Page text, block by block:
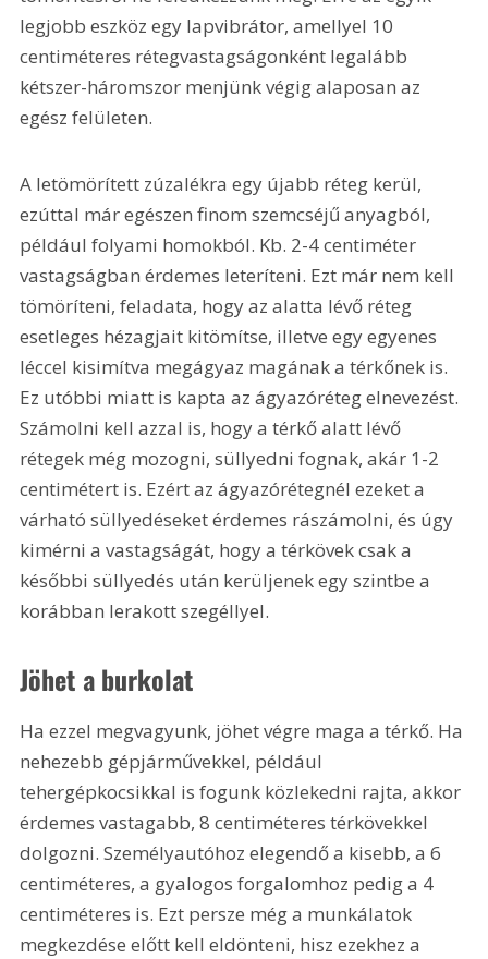
legjobb eszköz egy lapvibrátor, amellyel 10
centiméteres rétegvastagságonként legalább
kétszer-háromszor menjünk végig alaposan az
egész felületen.
A letömörített zúzalékra egy újabb réteg kerül,
ezúttal már egészen finom szemcséjű anyagból,
például folyami homokból. Kb. 2-4 centiméter
vastagságban érdemes leteríteni. Ezt már nem kell
tömöríteni, feladata, hogy az alatta lévő réteg
esetleges hézagjait kitömítse, illetve egy egyenes
léccel kisimítva megágyaz magának a térkőnek is.
Ez utóbbi miatt is kapta az ágyazóréteg elnevezést.
Számolni kell azzal is, hogy a térkő alatt lévő
rétegek még mozogni, süllyedni fognak, akár 1-2
centimétert is. Ezért az ágyazórétegnél ezeket a
várható süllyedéseket érdemes rászámolni, és úgy
kimérni a vastagságát, hogy a térkövek csak a
későbbi süllyedés után kerüljenek egy szintbe a
korábban lerakott szegéllyel.
Jöhet a burkolat
Ha ezzel megvagyunk, jöhet végre maga a térkő. Ha
nehezebb gépjárművekkel, például
tehergépkocsikkal is fogunk közlekedni rajta, akkor
érdemes vastagabb, 8 centiméteres térkövekkel
dolgozni. Személyautóhoz elegendő a kisebb, a 6
centiméteres, a gyalogos forgalomhoz pedig a 4
centiméteres is. Ezt persze még a munkálatok
megkezdése előtt kell eldönteni, hisz ezekhez a